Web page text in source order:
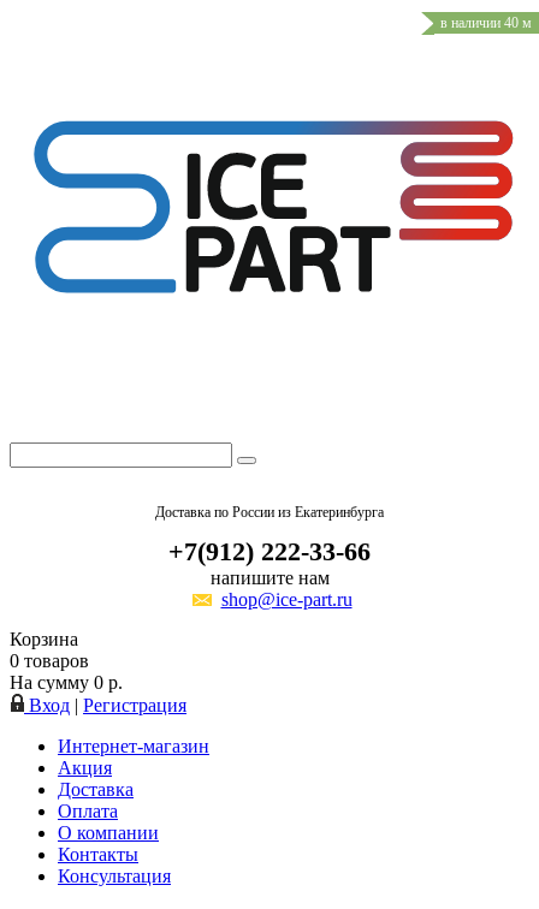
Доставка по России из Екатеринбурга
+7(912) 222-33-66
напишите нам
shop@ice-part.ru
Корзина
0 товаров
На сумму 0 р.
Вход | Регистрация
Интернет-магазин
Акция
Доставка
Оплата
О компании
Контакты
Консультация
в наличии 40 м